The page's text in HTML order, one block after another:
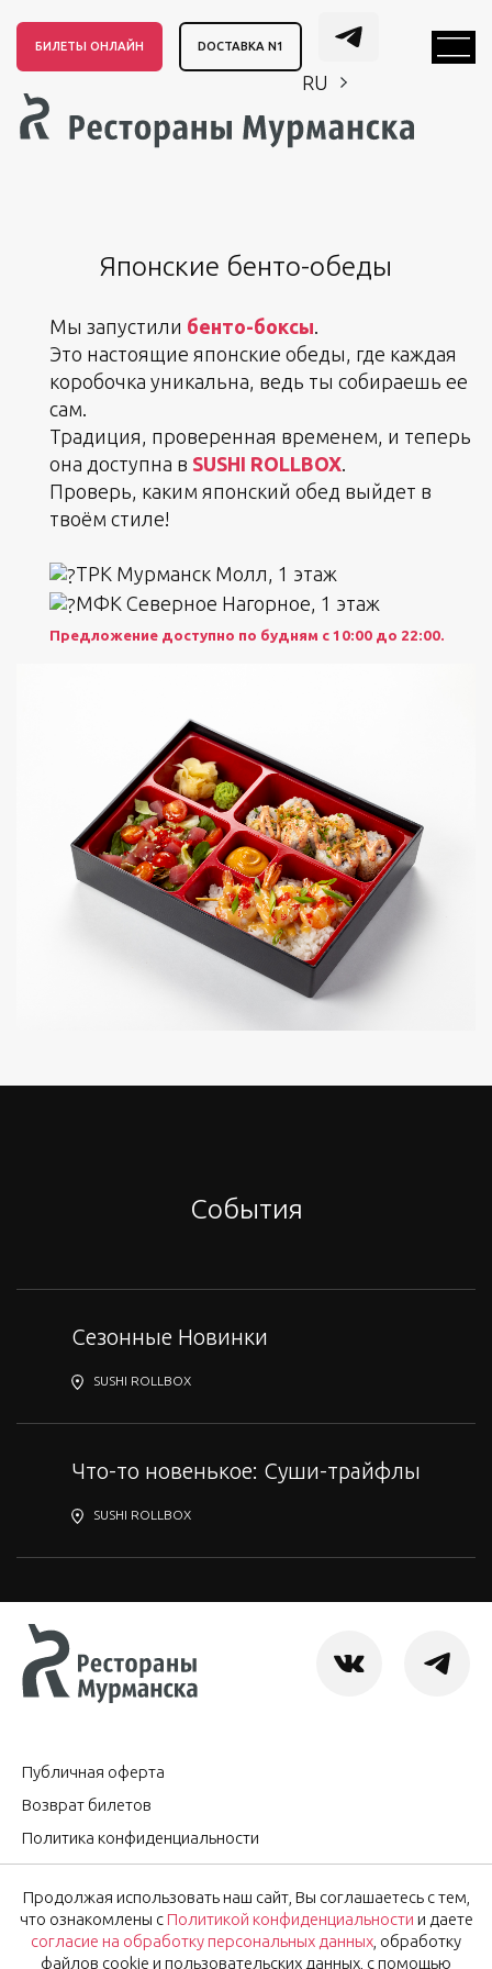
БИЛЕТЫ ОНЛАЙН DОСТАВКА N1
RU
Японские бенто-обеды
Мы запустили бенто-боксы.
Это настоящие японские обеды, где каждая
коробочка уникальна, ведь ты собираешь ее
сам.
Традиция, проверенная временем, и теперь
она доступна в SUSHI ROLLBOX.
Проверь, каким японский обед выйдет в
твоём стиле!
ТРК Мурманск Молл, 1 этаж
МФК Северное Нагорное, 1 этаж
Предложение доступно по будням с 10:00 до 22:00.
События
Сезонные Новинки
SUSHI ROLLBOX
Что-то новенькое: Суши-трайфлы
SUSHI ROLLBOX
Публичная оферта
Возврат билетов
Политика конфиденциальности
Согласие на обработку персональных данных
Оставить отзыв
EN CH
Продолжая использовать наш сайт, Вы соглашаетесь с тем,
что ознакомлены с Политикой конфиденциальности и даете
согласие на обработку персональных данных , обработку
файлов cookie и пользовательских данных, с помощью